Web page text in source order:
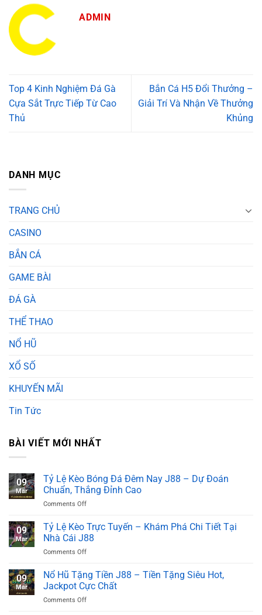
ADMIN
Top 4 Kinh Nghiệm Đá Gà
Cựa Sắt Trực Tiếp Từ Cao
Thủ
Bắn Cá H5 Đổi Thưởng –
Giải Trí Và Nhận Về Thưởng
Khủng
DANH MỤC
TRANG CHỦ
CASINO
BẮN CÁ
GAME BÀI
ĐÁ GÀ
THỂ THAO
NỔ HŨ
XỔ SỐ
KHUYẾN MÃI
Tin Tức
BÀI VIẾT MỚI NHẤT
09
Mar
Tỷ Lệ Kèo Bóng Đá Đêm Nay J88 – Dự Đoán
Chuẩn, Thắng Đỉnh Cao
Comments Offon
Lệ
Kèo
Bóng
Đá
Nay
J88
–
09
Mar
Tỷ Lệ Kèo Trực Tuyến – Khám Phá Chi Tiết Tại
Nhà Cái J88
Comments Offon
Lệ
Kèo
Trực
Tuyến
09
Mar
Nổ Hũ Tặng Tiền J88 – Tiền Tặng Siêu Hot,
Jackpot Cực Chất
Comments Offon